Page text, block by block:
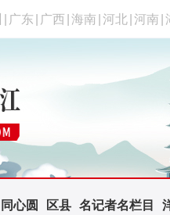
广东 广西 海南 河北 河南
同心圆 区县 名记者名栏目